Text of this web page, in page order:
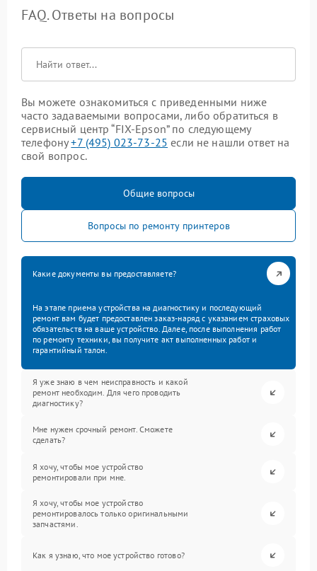
FAQ. Ответы на вопросы
Вы можете ознакомиться с приведенными ниже
часто задаваемыми вопросами, либо обратиться в
сервисный центр “FIX-Epson” по следующему
телефону+7 (495) 023-73-25 если не нашли ответ на
свой вопрос.
Общие вопросы
Вопросы по ремонту принтеров
Какие документы вы предоставляете?
На этапе приема устройства на диагностику и последующий
ремонт вам будет предоставлен заказ-наряд с указанием страховых
обязательств на ваше устройство. Далее, после выполнения работ
по ремонту техники, вы получите акт выполненных работ и
гарантийный талон.
Я уже знаю в чем неисправность и какой
ремонт необходим. Для чего проводить
диагностику?
Мне нужен срочный ремонт. Сможете
сделать?
Я хочу, чтобы мое устройство
ремонтировали при мне.
Я хочу, чтобы мое устройство
ремонтировалось только оригинальными
запчастями.
Как я узнаю, что мое устройство готово?